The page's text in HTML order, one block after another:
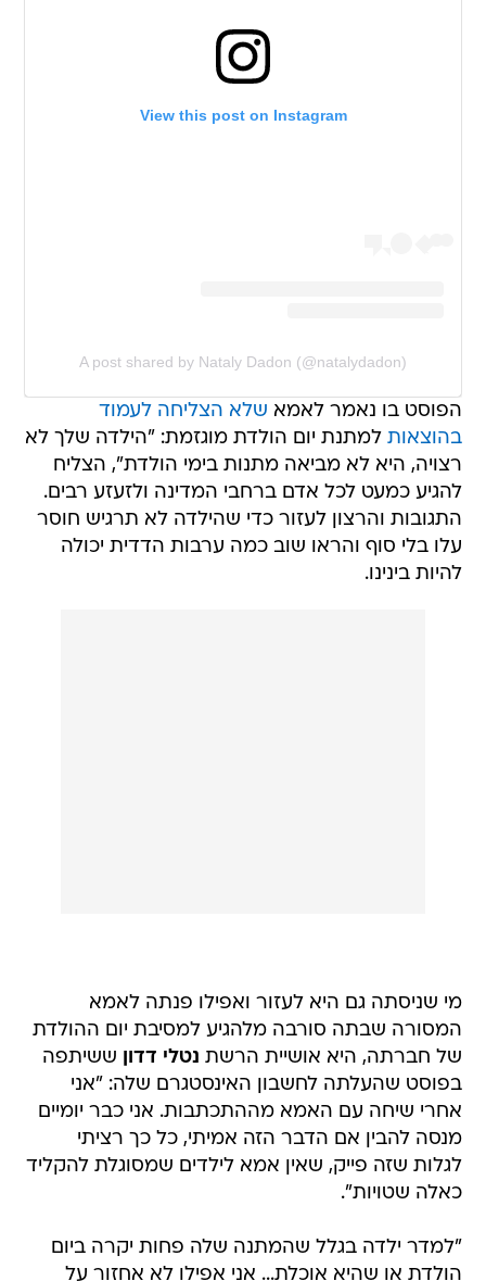
View this post on Instagram
A post shared by Nataly Dadon (@natalydadon)
הפוסט בו נאמר לאמא שלא הצליחה לעמוד
בהוצאות למתנת יום הולדת מוגזמת: "הילדה שלך לא
רצויה, היא לא מביאה מתנות בימי הולדת", הצליח
להגיע כמעט לכל אדם ברחבי המדינה ולזעזע רבים.
התגובות והרצון לעזור כדי שהילדה לא תרגיש חוסר
עלו בלי סוף והראו שוב כמה ערבות הדדית יכולה
להיות בינינו.
מי שניסתה גם היא לעזור ואפילו פנתה לאמא
המסורה שבתה סורבה מלהגיע למסיבת יום ההולדת
של חברתה, היא אושיית הרשת נטלי דדון ששיתפה
בפוסט שהעלתה לחשבון האינסטגרם שלה: "אני
אחרי שיחה עם האמא מההתכתבות. אני כבר יומיים
מנסה להבין אם הדבר הזה אמיתי, כל כך רציתי
לגלות שזה פייק, שאין אמא לילדים שמסוגלת להקליד
כאלה שטויות".
"למדר ילדה בגלל שהמתנה שלה פחות יקרה ביום
הולדת או שהיא אוכלת... אני אפילו לא אחזור על